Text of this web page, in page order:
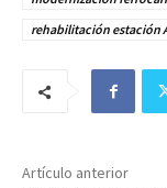
rehabilitación estación
Artículo anterior